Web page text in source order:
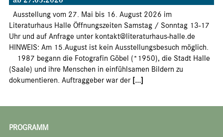
Ausstellung vom 27. Mai bis 16. August 2026 im
Literaturhaus Halle Öffnungszeiten Samstag / Sonntag 13-17
Uhr und auf Anfrage unter kontakt@literaturhaus-halle.de
HINWEIS: Am 15.August ist kein Ausstellungsbesuch möglich.
1987 begann die Fotografin Göbel (*1950), die Stadt Halle
(Saale) und ihre Menschen in einfühlsamen Bildern zu
dokumentieren. Auftraggeber war der [...]
PROGRAMM